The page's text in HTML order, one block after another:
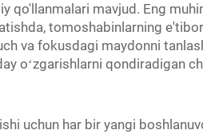
qo'llanmalari mavjud. Eng
tomoshabinlarning
va fokusdagi maydonni
oʻzgarishlarni qondiradigan
uchun har bir yangi